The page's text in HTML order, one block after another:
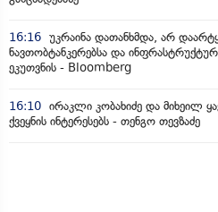
16:16 უკრაინა დათანხმდა, არ
ნავთობტანკერებსა და
ეკუთვნის - Bloomberg
16:10 ირაკლი კობახიძე და მიხეილ
ქვეყნის ინტერესებს - თენგო თევზაძე